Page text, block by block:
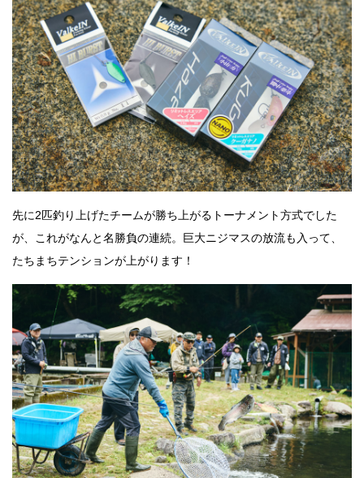
先に2匹釣り上げたチームが勝ち上がるトーナメント方式でした
が、これがなんと名勝負の連続。巨大ニジマスの放流も入って、
たちまちテンションが上がります！